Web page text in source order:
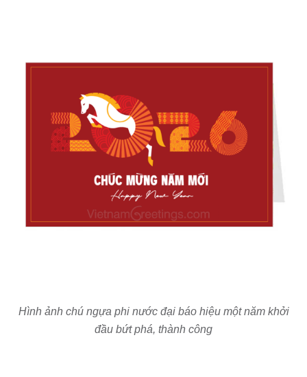
Hình ảnh chú ngựa phi nước đại báo hiệu một năm khởi
đầu bứt phá, thành công